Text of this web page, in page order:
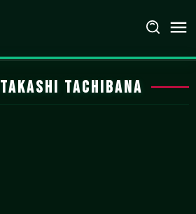
Takashi Tachibana